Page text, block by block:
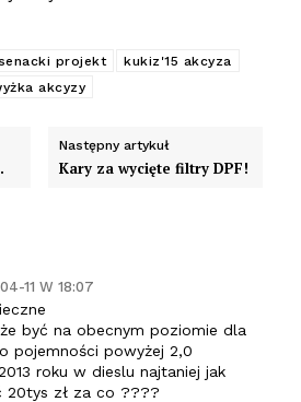
projekt
kukiz'15 akcyza
akcyzy
Następny artykuł
Kary za wycięte filtry DPF!
11 W 18:07
być na obecnym poziomie dla
pojemności powyżej 2,0
roku w dieslu najtaniej jak
20tys zł za co ????